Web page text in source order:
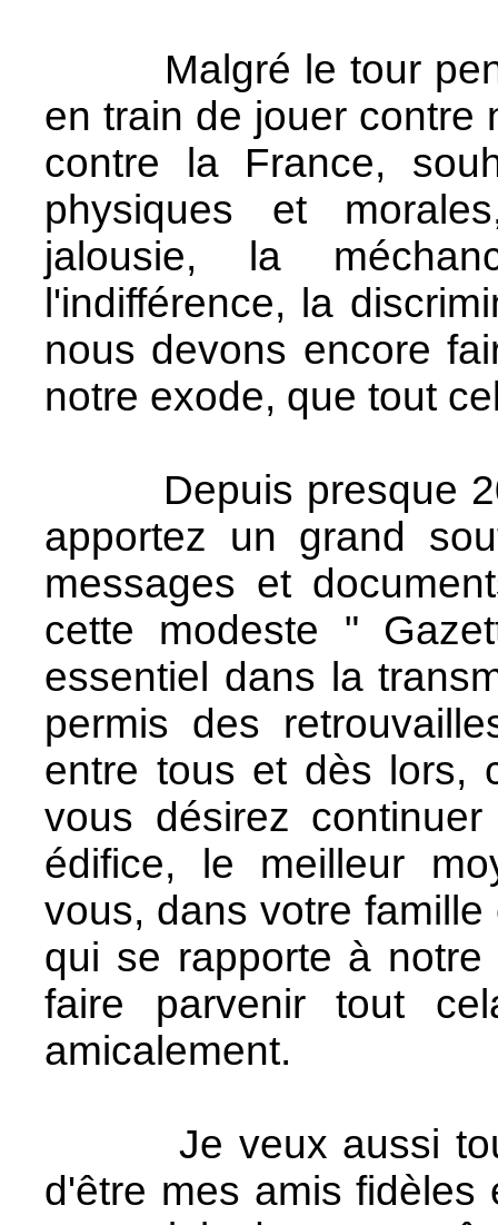
Malgré le tour
en train de jouer contre
contre la France,
physiques et
jalousie, la
l'indifférence, la
nous devons encore
notre exode, que tout
Depuis presque 20
apportez un grand
messages et
cette modeste "
essentiel dans la
permis des
entre tous et dès lors,
vous désirez
édifice, le meilleur
vous, dans votre
qui se rapporte à
faire parvenir tout
amicalement.
Je veux aussi tout
d'être mes amis